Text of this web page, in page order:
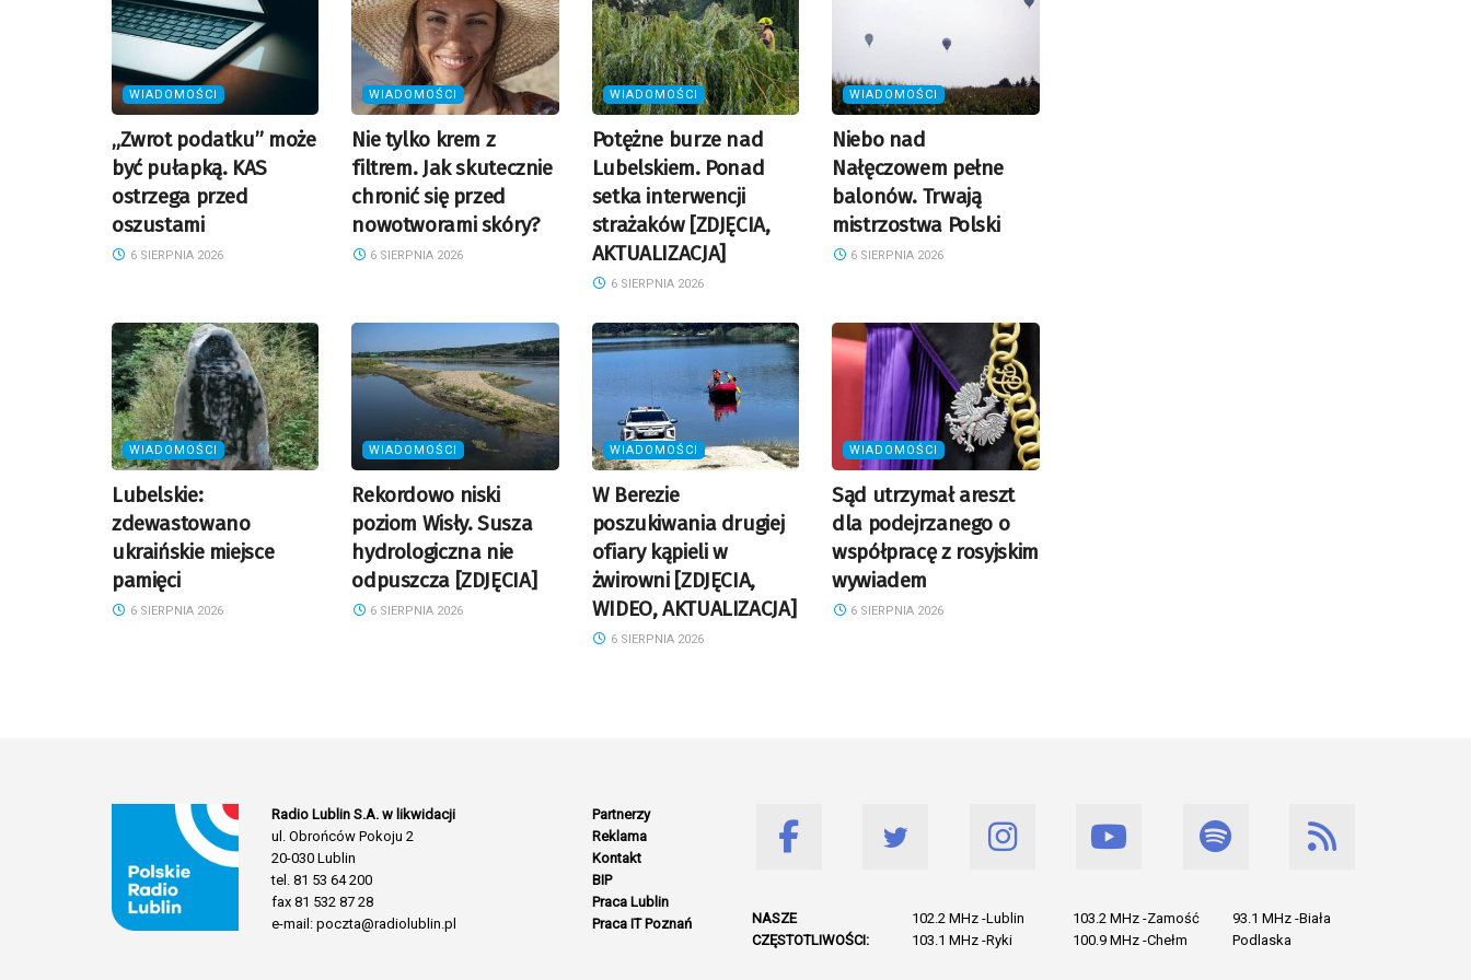
WIADOMOŚCI
„Zwrot podatku” może
być pułapką. KAS
ostrzega przed
oszustami
6 SIERPNIA 2026
WIADOMOŚCI
Nie tylko krem z
filtrem. Jak skutecznie
chronić się przed
nowotworami skóry?
6 SIERPNIA 2026
WIADOMOŚCI
Potężne burze nad
Lubelskiem. Ponad
setka interwencji
strażaków [ZDJĘCIA,
AKTUALIZACJA]
6 SIERPNIA 2026
WIADOMOŚCI
Niebo nad
Nałęczowem pełne
balonów. Trwają
mistrzostwa Polski
6 SIERPNIA 2026
WIADOMOŚCI
Lubelskie:
zdewastowano
ukraińskie miejsce
pamięci
6 SIERPNIA 2026
WIADOMOŚCI
Rekordowo niski
poziom Wisły. Susza
hydrologiczna nie
odpuszcza [ZDJĘCIA]
6 SIERPNIA 2026
WIADOMOŚCI
W Berezie
poszukiwania drugiej
ofiary kąpieli w
żwirowni [ZDJĘCIA,
WIDEO, AKTUALIZACJA]
6 SIERPNIA 2026
WIADOMOŚCI
Sąd utrzymał areszt
dla podejrzanego o
współpracę z rosyjskim
wywiadem
6 SIERPNIA 2026
Radio Lublin S.A. w likwidacji
ul. Obrońców Pokoju 2
20-030 Lublin
tel. 81 53 64 200
fax 81 532 87 28
e-mail: poczta@radiolublin.pl
Partnerzy
Reklama
Kontakt
BIP
Praca Lublin
Praca IT Poznań
NASZE
CZĘSTOTLIWOŚCI:
102.2 MHz -Lublin
103.1 MHz -Ryki
103.2 MHz -Zamość
100.9 MHz -Chełm
93.1 MHz -Biała
Podlaska